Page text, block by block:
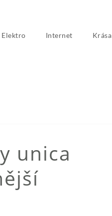
Elektro Internet Krása
unica